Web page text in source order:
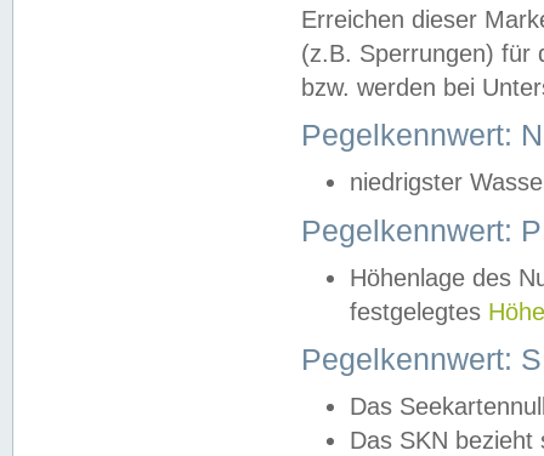
Erreichen dieser
(z.B. Sperrungen) für
bzw. werden bei
Pegelkennwert:
niedrigster
Pegelkennwert:
Höhenlage des
festgelegtes
Pegelkennwert:
Das
Das SKN